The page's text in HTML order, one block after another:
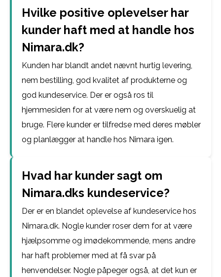
Hvilke positive oplevelser har
kunder haft med at handle hos
Nimara.dk?
Kunden har blandt andet nævnt hurtig levering,
nem bestilling, god kvalitet af produkterne og
god kundeservice. Der er også ros til
hjemmesiden for at være nem og overskuelig at
bruge. Flere kunder er tilfredse med deres møbler
og planlægger at handle hos Nimara igen.
Hvad har kunder sagt om
Nimara.dks kundeservice?
Der er en blandet oplevelse af kundeservice hos
Nimara.dk. Nogle kunder roser dem for at være
hjælpsomme og imødekommende, mens andre
har haft problemer med at få svar på
henvendelser. Nogle påpeger også, at det kun er